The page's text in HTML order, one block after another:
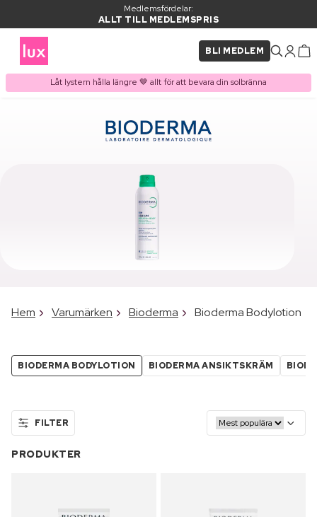
Medlemsfördelar:
ALLT TILL MEDLEMSPRIS
BLI MEDLEM
Låt lystern hålla längre 🤎 allt för att bevara din solbränna
Hem Varumärken Bioderma Bioderma Bodylotion
BIODERMA BODYLOTION BIODERMA ANSIKTSKRÄM
FILTER
PRODUKTER